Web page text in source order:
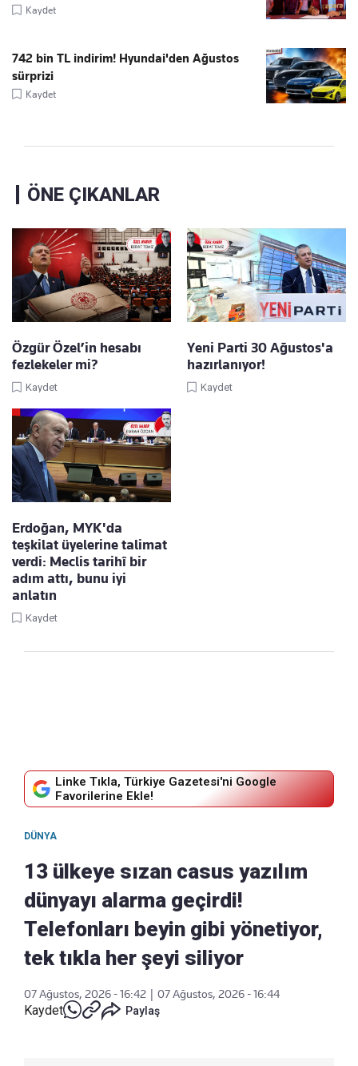
Kaydet
742 bin TL indirim! Hyundai'den Ağustos
sürprizi
Kaydet
ÖNE ÇIKANLAR
Özgür Özel’in hesabı
fezlekeler mi?
Kaydet
Yeni Parti 30 Ağustos'a
hazırlanıyor!
Kaydet
Erdoğan, MYK'da
teşkilat üyelerine talimat
verdi: Meclis tarihî bir
adım attı, bunu iyi
anlatın
Kaydet
Linke Tıkla, Türkiye Gazetesi'ni Google
Favorilerine Ekle!
DÜNYA
13 ülkeye sızan casus yazılım
dünyayı alarma geçirdi!
Telefonları beyin gibi yönetiyor,
tek tıkla her şeyi siliyor
07 Ağustos, 2026 - 16:42 07 Ağustos, 2026 - 16:44
Kaydet Paylaş